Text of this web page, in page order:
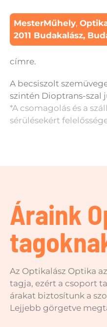
MesterMűhely,
2011 Budakalász,
címre.
A becsiszolt
szintén Dioptrans-szal
*A csomagolás és a
sérülésekért
Áraink
Az Optikalász Optika
tagja, ezért a csoport
árakat biztosítunk a
Lejjebb görgetve